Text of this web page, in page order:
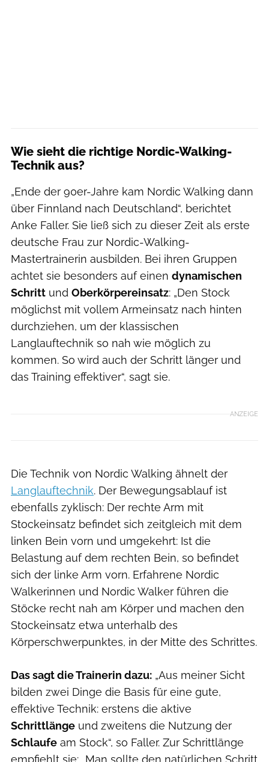
Wie sieht die richtige Nordic-Walking-
Technik aus?
„Ende der 90er-Jahre kam Nordic Walking dann
über Finnland nach Deutschland“, berichtet
Anke Faller. Sie ließ sich zu dieser Zeit als erste
deutsche Frau zur Nordic-Walking-
Mastertrainerin ausbilden. Bei ihren Gruppen
achtet sie besonders auf einen dynamischen
Schritt und Oberkörpereinsatz: „Den Stock
möglichst mit vollem Armeinsatz nach hinten
durchziehen, um der klassischen
Langlauftechnik so nah wie möglich zu
kommen. So wird auch der Schritt länger und
das Training effektiver“, sagt sie.
ANZEIGE
Die Technik von Nordic Walking ähnelt der
Langlauftechnik. Der Bewegungsablauf ist
ebenfalls zyklisch: Der rechte Arm mit
Stockeinsatz befindet sich zeitgleich mit dem
linken Bein vorn und umgekehrt: Ist die
Belastung auf dem rechten Bein, so befindet
sich der linke Arm vorn. Erfahrene Nordic
Walkerinnen und Nordic Walker führen die
Stöcke recht nah am Körper und machen den
Stockeinsatz etwa unterhalb des
Körperschwerpunktes, in der Mitte des Schrittes.
Das sagt die Trainerin dazu: „Aus meiner Sicht
bilden zwei Dinge die Basis für eine gute,
effektive Technik: erstens die aktive
Schrittlänge und zweitens die Nutzung der
Schlaufe am Stock“, so Faller. Zur Schrittlänge
empfiehlt sie: „Man sollte den natürlichen Schritt